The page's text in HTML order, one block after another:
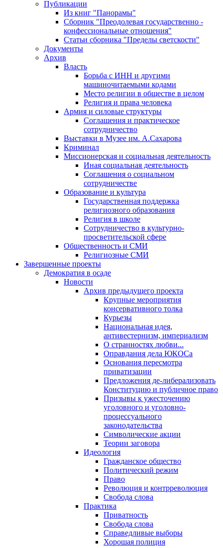
Публикации
Из книг "Панорамы"
Сборник "Преодолевая государственно -
конфессиональные отношения"
Статьи сборника "Пределы светскости"
Документы
Архив
Власть
Борьба с ИНН и другими
машиночитаемыми кодами
Место религии в обществе в целом
Религия и права человека
Армия и силовые структуры
Соглашения и практическое
сотрудничество
Выставки в Музее им. А.Сахарова
Криминал
Миссионерская и социальная деятельность
Иная социальная деятельность
Соглашения о социальном
сотрудничестве
Образование и культура
Государственная поддержка
религиозного образования
Религия в школе
Сотрудничество в культурно-
просветительской сфере
Общественность и СМИ
Религиозные СМИ
Завершенные проекты
Демократия в осаде
Новости
Архив предыдущего проекта
Крупные мероприятия
консервативного толка
Курьезы
Национальная идея,
антивестернизм, империализм
О странностях любви...
Оправдания дела ЮКОСа
Основания пересмотра
приватизации
Предложения де-либерализовать
Конституцию и публичное право
Призывы к ужесточению
уголовного и уголовно-
процессуального
законодательства
Символические акции
Теории заговора
Идеология
Гражданское общество
Политический режим
Право
Революция и контрреволюция
Свобода слова
Практика
Приватность
Свобода слова
Справедливые выборы
Хорошая полиция